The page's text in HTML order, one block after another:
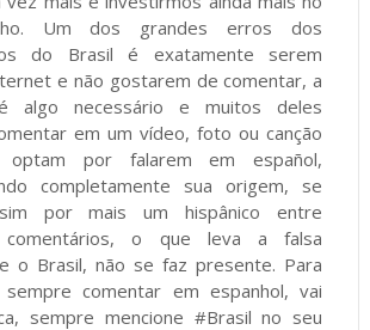
Um dos grandes erros dos
do Brasil é exatamente serem
e não gostarem de comentar, a
algo necessário e muitos deles
em um vídeo, foto ou canção
optam por falarem em español,
completamente sua origem, se
por mais um hispânico entre
comentários, o que leva a falsa
o Brasil, não se faz presente. Para
comentar em espanhol, vai
sempre mencione #Brasil no seu